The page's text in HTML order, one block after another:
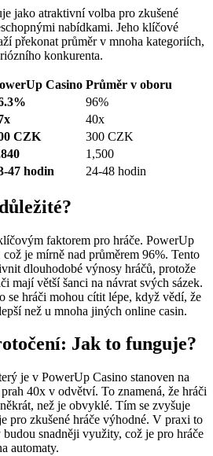
jako atraktivní volba pro zkušené
nabídkami. Jeho klíčové
překonat průměr v mnoha kategoriích,
konkurenta.
Casino Průměr v oboru
96%
40x
CZK
300 CZK
1,500
47 hodin 24-48 hodin
faktorem pro hráče. PowerUp
což je mírně nad průměrem 96%. Tento
dlouhodobé výnosy hráčů, protože
mají větší šanci na návrat svých sázek.
se hráči mohou cítit lépe, když vědí, že
než u mnoha jiných online casin.
Jak to funguje?
je v PowerUp Casino stanoven na
40x v odvětví. To znamená, že hráči
než je obvyklé. Tím se zvyšuje
pro zkušené hráče výhodné. V praxi to
budou snadněji využity, což je pro hráče
automaty.